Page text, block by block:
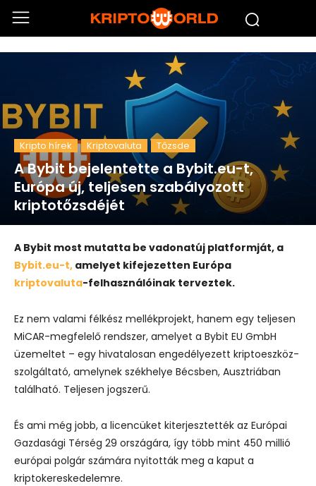
Kripto hírek Kriptovaluta Tőzsde
A Bybit bejelentette a Bybit.eu-t,
Európa új, teljesen szabályozott
kriptotőzsdéjét
A Bybit most mutatta be vadonatúj platformját, a
Bybit.eu-t, amelyet kifejezetten Európa
kriptovaluta-felhasználóinak terveztek.
Ez nem valami félkész mellékprojekt, hanem egy teljesen
MiCAR-megfelelő rendszer, amelyet a Bybit EU GmbH
üzemeltet – egy hivatalosan engedélyezett kriptoeszköz-
szolgáltató, amelynek székhelye Bécsben, Ausztriában
található. Teljesen jogszerű.
És ami még jobb, a licencüket kiterjesztették az Európai
Gazdasági Térség 29 országára, így több mint 450 millió
európai polgár számára nyitották meg a kaput a
kriptokereskedelemre.